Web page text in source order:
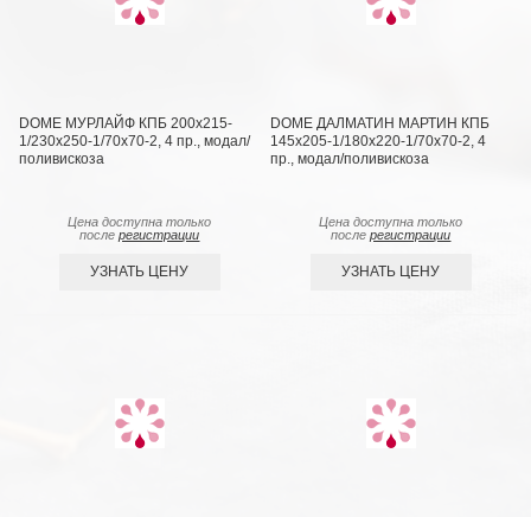
DOME МУРЛАЙФ КПБ 200х215-
1/230х250-1/70х70-2, 4 пр., модал/
поливискоза
Цена доступна только
послерегистрации
УЗНАТЬ ЦЕНУ
DOME ДАЛМАТИН МАРТИН КПБ
145х205-1/180х220-1/70х70-2, 4
пр., модал/поливискоза
Цена доступна только
послерегистрации
УЗНАТЬ ЦЕНУ